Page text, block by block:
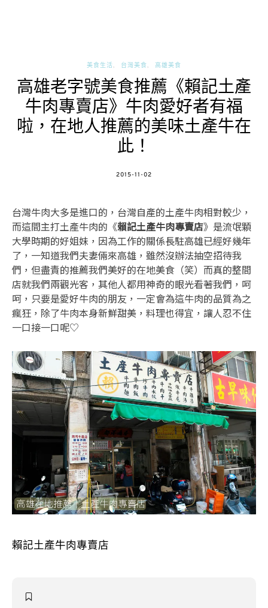
美食生活 台灣美食 高雄美食
高雄老字號美食推薦《賴記土產
牛肉專賣店》牛肉愛好者有福
啦，在地人推薦的美味土產牛在
此！
POSTED
2015-11-02
台灣牛肉大多是進口的，台灣自產的土產牛肉相對較少，
而這間主打土產牛肉的《賴記土產牛肉專賣店》是流氓顆
大學時期的好姐妹，因為工作的關係長駐高雄已經好幾年
了，一知道我們夫妻倆來高雄，雖然沒辦法抽空招待我
們，但盡責的推薦我們美好的在地美食（笑）而真的整間
店就我們兩觀光客，其他人都用神奇的眼光看著我們，呵
呵，只要是愛好牛肉的朋友，一定會為這牛肉的品質為之
瘋狂，除了牛肉本身新鮮甜美，料理也得宜，讓人忍不住
一口接一口呢♡
賴記土產牛肉專賣店